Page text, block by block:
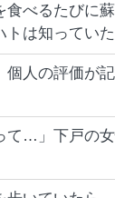
食べるたびに
トは知ってい
個人の評価が
て…」下戸の